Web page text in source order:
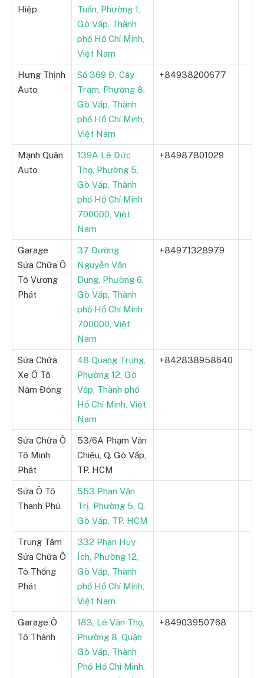
Hiệp
Tuấn, Phường 1,
Gò Vấp, Thành
phố Hồ Chí Minh,
Việt Nam
Hưng Thịnh
Auto
Số 369 Đ. Cây
Trâm, Phường 8,
Gò Vấp, Thành
phố Hồ Chí Minh,
Việt Nam
+84938200677
Mạnh Quân
Auto
139A Lê Đức
Thọ, Phường 5,
Gò Vấp, Thành
phố Hồ Chí Minh
700000, Việt
Nam
+84987801029
Garage
Sửa Chữa Ô
Tô Vương
Phát
37 Đường
Nguyễn Văn
Dung, Phường 6,
Gò Vấp, Thành
phố Hồ Chí Minh
700000, Việt
Nam
+84971328979
Sửa Chữa
Xe Ô Tô
Năm Đông
48 Quang Trung,
Phường 12, Gò
Vấp, Thành phố
Hồ Chí Minh, Việt
Nam
+842838958640
Sửa Chữa Ô
Tô Minh
Phát
53/6A Phạm Văn
Chiêu, Q. Gò Vấp,
TP. HCM
Sửa Ô Tô
Thanh Phú
553 Phan Văn
Trị, Phường 5, Q.
Gò Vấp, TP. HCM
Trung Tâm
Sửa Chữa Ô
Tô Thống
Phát
332 Phan Huy
Ích, Phường 12,
Gò Vấp, Thành
phố Hồ Chí Minh,
Việt Nam
Garage Ô
Tô Thành
183, Lê Văn Thọ,
Phường 8, Quận
Gò Vấp, Thành
Phố Hồ Chí Minh,
+84903950768